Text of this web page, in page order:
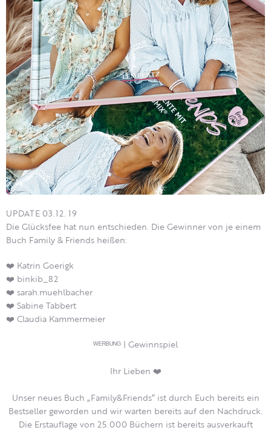
UPDATE 03.12. 19
Die Glücksfee hat nun entschieden. Die Gewinner von je einem
Buch Family & Friends heißen:
❤️ Katrin Goerigk
❤️ binkib_82
❤️ sarah.muehlbacher
❤️ Sabine Tabbert
❤️ Claudia Kammermeier
ᵂᴱᴿᴮᵁᴺᴳ | Gewinnspiel
Ihr Lieben ❤️
Unser neues Buch „Family&Friends“ ist durch Euch bereits ein
Bestseller geworden und wir warten bereits auf den Nachdruck.
Die Erstauflage von 25.000 Büchern ist bereits ausverkauft